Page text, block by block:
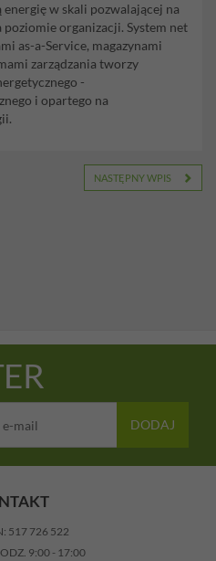
w skali pozwalającej na
organizacji. System net
as-a-Service, magazynami
zarządzania tworzy
-
i opartego na
NASTĘPNY WPIS
DODAJ
517 726 522
9:00 - 17:00